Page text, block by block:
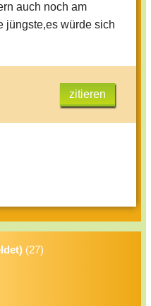
auch noch am
jüngste,es würde sich
zitieren
(27)